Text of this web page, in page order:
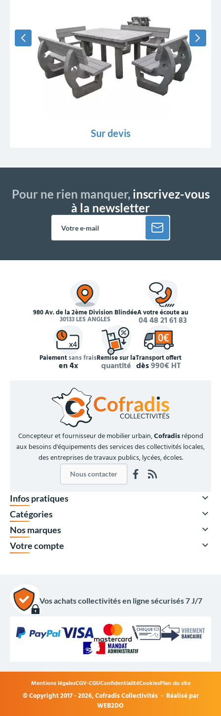
1 194,00 € HT
Sur devis
Pour ne rien manquer,inscrivez-vous
à la newsletter
980 Av. de la 2ème Division Blindée
30133 LES ANGLES
À votre écoute au
04 48 21 61 83
Paiementsans frais
en 4x
Remise sur la
quantité
Transport offert
dès990€ HT
Concepteur et fournisseur de mobilier urbain,Cofradisrépond
aux besoins d'équipements des services des collectivités locales,
des entreprises de travaux publics, lycées, écoles.
Nous contacter
Infos pratiques 
Catégories 
Nos marques 
Votre compte 
Vos achats collectivités en ligne sécurisés 7 J/7
© Copyright 2017 - 2026,Cofradis Collectivités - Réalisé par
WEB2DO
Mentions légalesCGV-CGUConfidentialitéCookiesPlan du site